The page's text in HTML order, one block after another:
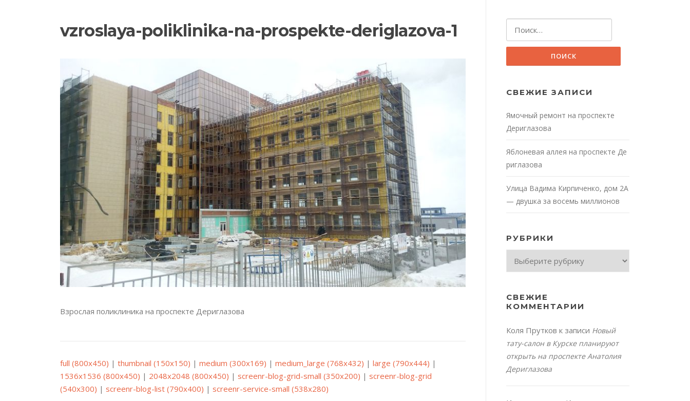
vzroslaya-poliklinika-na-prospekte-deriglazova-1
Взрослая поликлиника на проспекте Дериглазова
full (800x450) | thumbnail (150x150) | medium (300x169) | medium_large (768x432) | large (790x444) |
1536x1536 (800x450) | 2048x2048 (800x450) | screenr-blog-grid-small (350x200) | screenr-blog-grid
(540x300) | screenr-blog-list (790x400) | screenr-service-small (538x280)
СВЕЖИЕ ЗАПИСИ
Ямочный ремонт на проспекте
Дериглазова
Яблоневая аллея на проспекте Де
риглазова
Улица Вадима Кирпиченко, дом 2А
— двушка за восемь миллионов
РУБРИКИ
СВЕЖИЕ
КОММЕНТАРИИ
Коля Прутков к записи Новый
тату-салон в Курске планируют
открыть на проспекте Анатолия
Дериглазова